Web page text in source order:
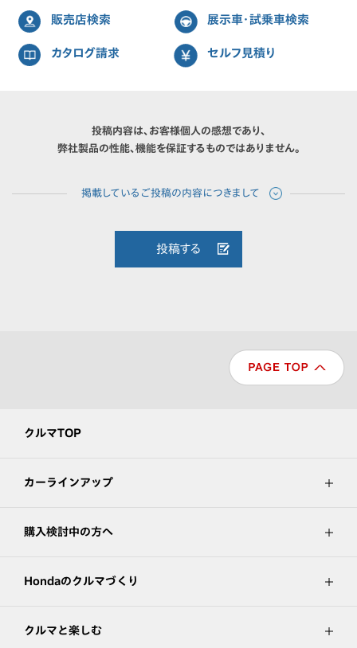
販売店検索 展示車・試乗車検索
カタログ請求 セルフ見積り
投稿内容は、お客様個人の感想であり、
弊社製品の性能、機能を保証するものではありません。
投稿する
クルマTOP
カーラインアップ
購入検討中の方へ
Hondaのクルマづくり
クルマと楽しむ